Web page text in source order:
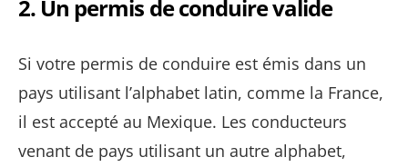
2. Un permis de conduire valide
Si votre permis de conduire est émis dans un
pays utilisant l’alphabet latin, comme la France,
il est accepté au Mexique. Les conducteurs
venant de pays utilisant un autre alphabet,